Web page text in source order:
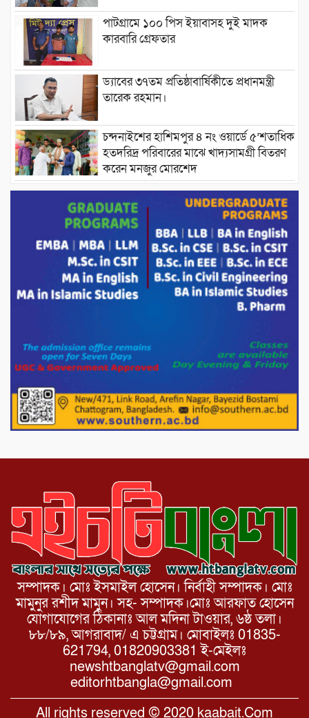
পাটগ্রামে ১০০ পিস ইয়াবাসহ দুই মাদক
কারবারি গ্রেফতার
ড্যাবের ৩৭তম প্রতিষ্ঠাবার্ষিকীতে প্রধানমন্ত্রী
তারেক রহমান।
চন্দনাইশের হাশিমপুর ৪ নং ওয়ার্ডে ৫’শতাধিক
হতদরিদ্র পরিবারের মাঝে খাদ্যসামগ্রী বিতরণ
করেন মনজুর মোরশেদ
পরিবেশ রক্ষায় পাটগ্রামে ইহসান ইয়ুথ
সার্কেলের বৃক্ষরোপণ
মিরপুর-১১ নম্বরে দুর্বৃত্তদের গুলিতে বিএনপি
নেতা গুরুতর আহত
পাটগ্রামে চিকিৎসা সেবায় বীর মুক্তিযোদ্ধা দবির
পাটগ্রামের দহগ্রাম ইউনিয়নের প্রধান সড়ক
ভেঙ্গে যোগাযোগ বিছিন্ন
অস্ট্রেলিয়া একাদশের বিপক্ষে ব্যাটিং ধসের
দিনে মিরাজের অপরাজিত সেঞ্চুরি
সম্পাদক। মোঃ ইসমাইল হোসেন। নির্বাহী সম্পাদক। মোঃ
মামুনুর রশীদ মামুন। সহ- সম্পাদক।মোঃ আরফাত হোসেন
যোগাযোগের ঠিকানাঃ আল মদিনা টাওয়ার, ৬ষ্ঠ তলা।
৮৮/৮৯, আগরাবাদ/ এ চট্টগ্রাম। মোবাইলঃ 01835-
621794, 01820903381 ই-মেইলঃ
newshtbanglatv@gmail.com
editorhtbangla@gmail.com
All rights reserved © 2020 kaabait.Com